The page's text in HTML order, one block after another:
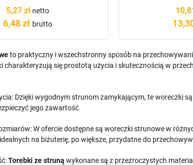
5,27 złnetto
6,48 zł brutto
to praktyczny i wszechstronny sposób na
charakteryzują się prostotą użycia i skutecznością w
Dzięki wygodnym strunom zamykającym, te woreczki
jego zawartość.
W ofercie dostępne są woreczki strunowe w
na biżuterię, po większe, przydatne do
Torebki ze struną wykonane są z przezroczystych